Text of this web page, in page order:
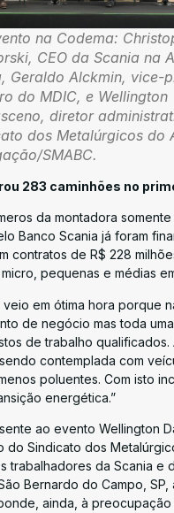
na Codema:
CEO da Scania na
Geraldo Alckmin, vice-
do MDIC, e Wellington
diretor
dos Metalúrgicos do
SMABC.
283 caminhões no
da montadora
Banco Scania já foram
contratos de R$ 228
pequenas e médias
veio em ótima hora porque
de negócio mas toda
de trabalho qualificados.
contemplada com
poluentes. Com isto
energética.”
ao evento Wellington
do Sindicato dos
trabalhadores da Scania e
Bernardo do Campo, SP,
ainda, à